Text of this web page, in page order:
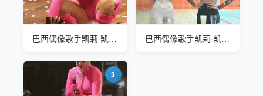
巴西偶像歌手凯莉·凯 Kelly Key 演唱会现场 巴西偶像歌手凯莉·凯 Kelly Key 展示她的腹肌
3